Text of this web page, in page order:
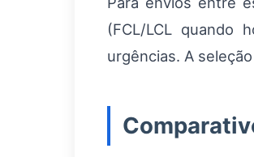
(FCL/LCL quando
urgências. A